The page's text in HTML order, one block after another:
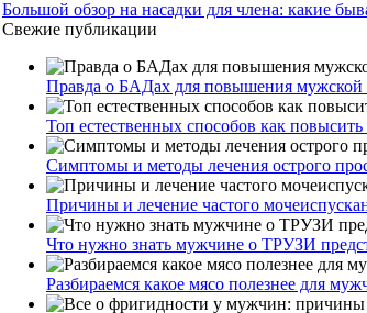
Большой обзор на насадки для члена: какие
Свежие публикации
Правда о БАДах для повышения мужской
Топ естественных способов как
Симптомы и методы лечения острого
Причины и лечение частого
Что нужно знать мужчине о ТРУЗИ
Разбираемся какое мясо полезнее для